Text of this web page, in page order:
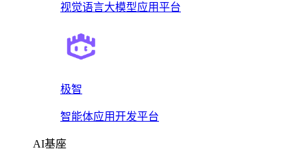
视觉语言大模型应用平台
极智
智能体应用开发平台
AI基座